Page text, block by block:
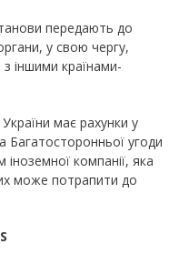
передають до
у свою чергу,
іншими країнами-
має рахунки у
Багатосторонньої угоди
компанії, яка
може потрапити до